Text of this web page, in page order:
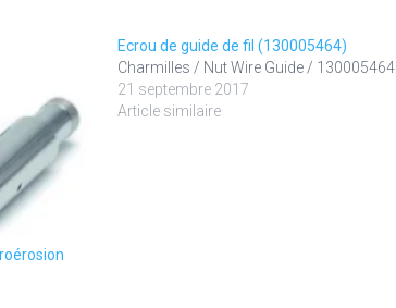
Ecrou de guide de fil (130005464)
Charmilles / Nut Wire Guide / 130005464
21 septembre 2017
Article similaire